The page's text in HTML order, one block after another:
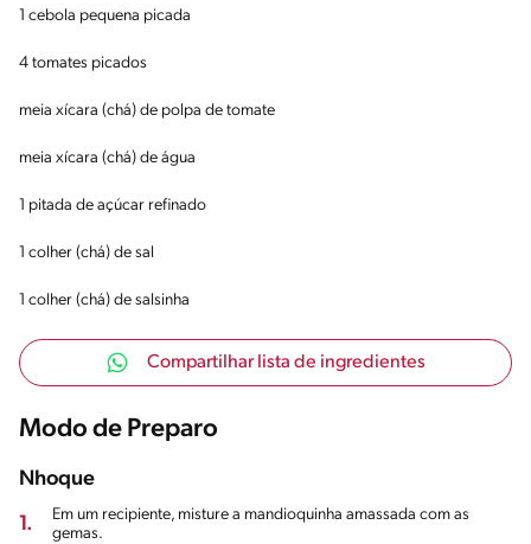
1 cebola pequena picada
4 tomates picados
meia xícara (chá) de polpa de tomate
meia xícara (chá) de água
1 pitada de açúcar refinado
1 colher (chá) de sal
1 colher (chá) de salsinha
Compartilhar lista de ingredientes
Modo de Preparo
Nhoque
1.
Em um recipiente, misture a mandioquinha amassada com as
gemas.